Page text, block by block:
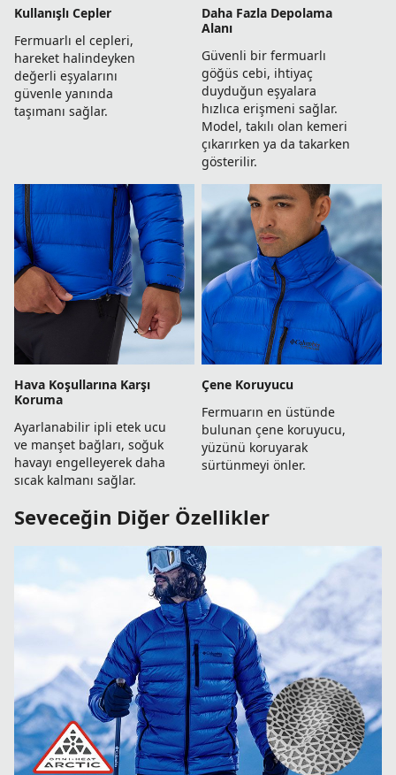
Kullanışlı Cepler
Fermuarlı el cepleri,
hareket halindeyken
değerli eşyalarını
güvenle yanında
taşımanı sağlar.
Daha Fazla Depolama
Alanı
Güvenli bir fermuarlı
göğüs cebi, ihtiyaç
duyduğun eşyalara
hızlıca erişmeni sağlar.
Model, takılı olan kemeri
çıkarırken ya da takarken
gösterilir.
Hava Koşullarına Karşı
Koruma
Ayarlanabilir ipli etek ucu
ve manşet bağları, soğuk
havayı engelleyerek daha
sıcak kalmanı sağlar.
Çene Koruyucu
Fermuarın en üstünde
bulunan çene koruyucu,
yüzünü koruyarak
sürtünmeyi önler.
Seveceğin Diğer Özellikler